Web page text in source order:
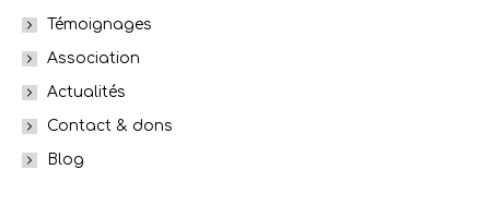
Témoignages
Association
Actualités
Contact & dons
Blog